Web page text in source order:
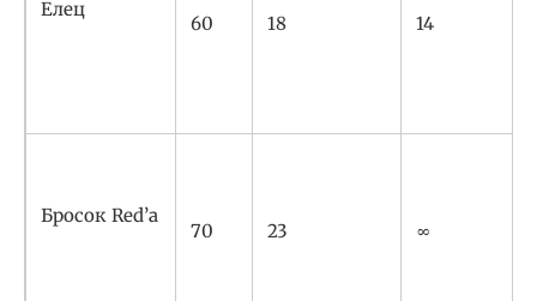
Елец
60 18 14
Бросок Red’а
70 23 ∞